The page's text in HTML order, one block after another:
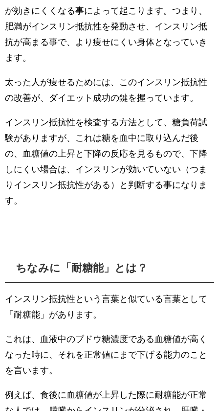
が効きにくくなる事によって起こります。つまり、
肥満がインスリン抵抗性を発動させ、インスリン抵
抗が高まる事で、より痩せにくい身体となっていき
ます。
太った人が痩せるためには、このインスリン抵抗性
の改善が、ダイエット成功の鍵を握っています。
インスリン抵抗性を検査する方法として、糖負荷試
験がありますが、これは糖を血中に取り込んだ後
の、血糖値の上昇と下降の反応を見るもので、下降
しにくい場合は、インスリンが効いていない（つま
りインスリン抵抗性がある）と判断する事になりま
す。
ちなみに「耐糖能」とは？
インスリン抵抗性という言葉と似ている言葉として
「耐糖能」があります。
これは、血液中のブドウ糖濃度である血糖値が高く
なった時に、それを正常値にまで下げる能力のこと
を言います。
例えば、食後に血糖値が上昇した際に耐糖能が正常